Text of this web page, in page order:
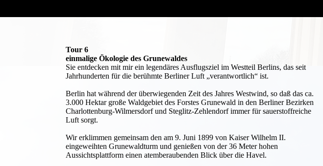
Tour 6
einmalige Ökologie des Grunewaldes
Sie entdecken mit mir ein legendäres Ausflugsziel im Westteil Berlins, das seit
Jahrhunderten für die berühmte Berliner Luft „verantwortlich“ ist.
Berlin hat während der überwiegenden Zeit des Jahres Westwind, so daß das ca.
3.000 Hektar große Waldgebiet des Forstes Grunewald in den Berliner Bezirken
Charlottenburg-Wilmersdorf und Steglitz-Zehlendorf immer für sauerstoffreiche
Luft sorgt.
Wir erklimmen gemeinsam den am 9. Juni 1899 von Kaiser Wilhelm II.
eingeweihten Grunewaldturm und genießen von der 36 Meter hohen
Aussichtsplattform einen atemberaubenden Blick über die Havel.